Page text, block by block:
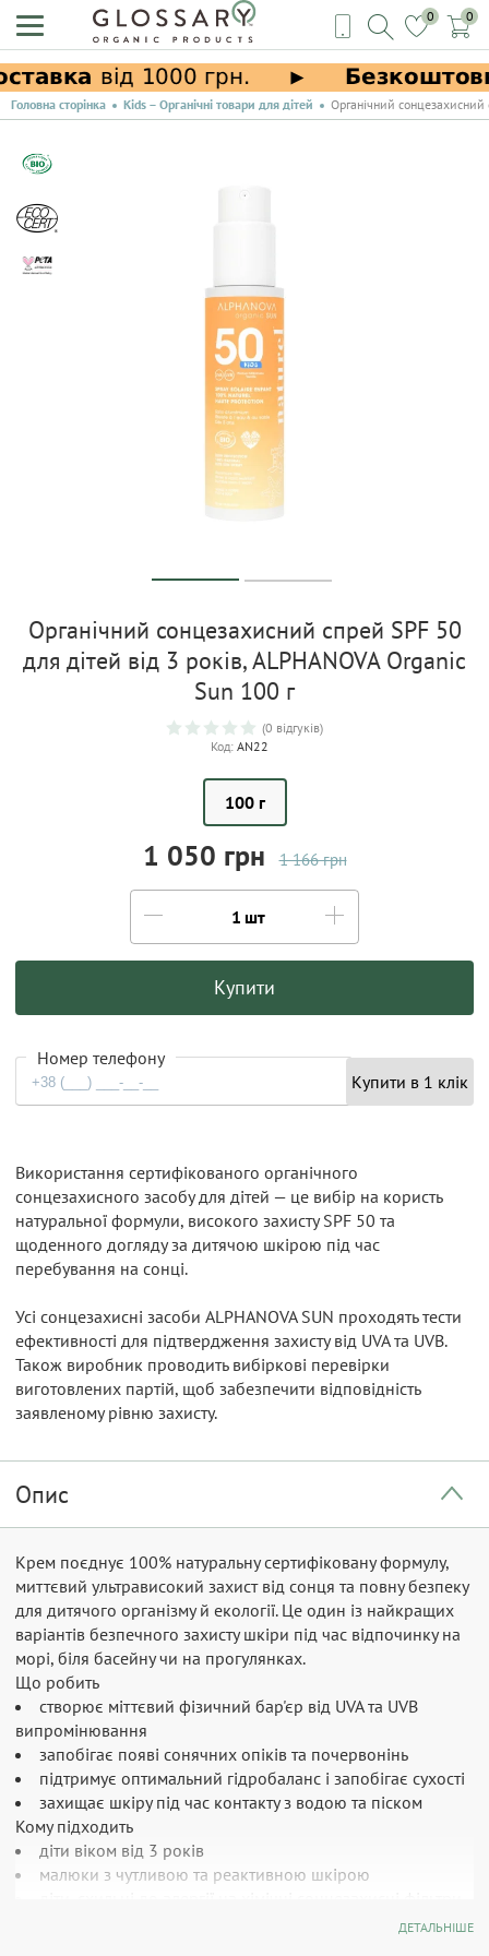
0 0
Головна сторінка Kids – Органічні товари для дітей Органічний сонцезахисний
Органічний сонцезахисний спрей SPF 50
для дітей від 3 років, ALPHANOVA Organic
Sun 100 г
(0 відгуків)
Код: AN22
100 г
1 050 грн 1 166 грн
шт
Купити
Номер телефону
Купити в 1 клік
Використання сертифікованого органічного
сонцезахисного засобу для дітей — це вибір на користь
натуральної формули, високого захисту SPF 50 та
щоденного догляду за дитячою шкірою під час
перебування на сонці.
Усі сонцезахисні засоби ALPHANOVA SUN проходять тести
ефективності для підтвердження захисту від UVA та UVB.
Також виробник проводить вибіркові перевірки
виготовлених партій, щоб забезпечити відповідність
заявленому рівню захисту.
Опис
Крем поєднує 100% натуральну сертифіковану формулу,
миттєвий ультрависокий захист від сонця та повну безпеку
для дитячого організму й екології. Це один із найкращих
варіантів безпечного захисту шкіри під час відпочинку на
морі, біля басейну чи на прогулянках.
Що робить
створює міттєвий фізичний бар'єр від UVA та UVB
випромінювання
запобігає появі сонячних опіків та почервонінь
підтримує оптимальний гідробаланс і запобігає сухості
захищає шкіру під час контакту з водою та піском
Кому підходить
діти віком від 3 років
малюки з чутливою та реактивною шкірою
любителі активного відпочинку на пляжі та свіжомуДЕТАЛЬНІШЕ